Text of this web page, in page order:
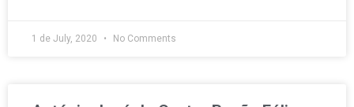
1 de July, 2020 No Comments